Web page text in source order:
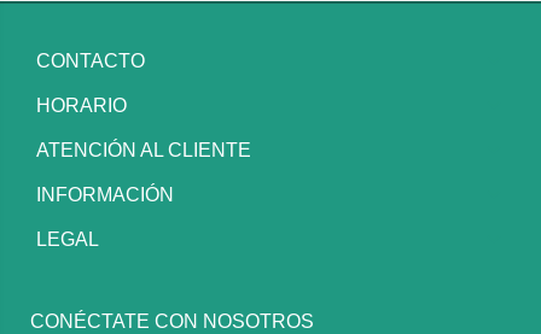
CONTACTO
HORARIO
ATENCIÓN AL CLIENTE
INFORMACIÓN
LEGAL
CONÉCTATE CON NOSOTROS